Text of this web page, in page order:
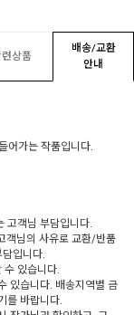
상품
배송/교환
안내
어가는 작품입니다.
고객님 부담입니다.
객님의 사유로 교환/반품
입니다.
있습니다.
있습니다. 배송지역별 금
를 바랍니다.